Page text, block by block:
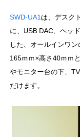
SWD-UA1 は、デスク
に、USB DAC、ヘッ
した、オールインワ
165ｍｍ×高さ40ｍｍ
やモニター台の下、
だけます。